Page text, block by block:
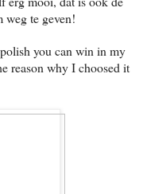
weg te geven!
you can win in my
reason why I choosed it